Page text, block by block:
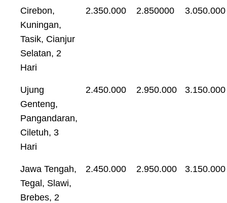
Cirebon,
Kuningan,
Tasik, Cianjur
Selatan, 2
Hari
2.350.000 2.850000 3.050.000
Ujung
Genteng,
Pangandaran,
Ciletuh, 3
Hari
2.450.000 2.950.000 3.150.000
Jawa Tengah,
Tegal, Slawi,
Brebes, 2
2.450.000 2.950.000 3.150.000